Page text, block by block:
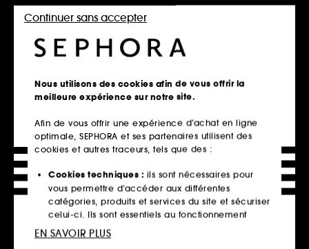
GUCCI
Gucci Bloom
À partir de98,00€
ARMANI
Armani Prive Thé Yulong-
Eau de Toilette
Nous utilisons des cookies afin de vous offrir la
meilleure expérience sur notre site.
Afin de vous offrir une expérience d’achat en ligne
optimale, SEPHORA et ses partenaires utilisent des
cookies et autres traceurs, tels que des :
Cookies techniques : ils sont nécessaires pour
vous permettre d’accéder aux différentes
catégories, produits et services du site et sécuriser
celui-ci. Ils sont essentiels au fonctionnement
technique du site et ne peuvent être désactivés.
Continuer sans accepter
EN SAVOIR PLUS